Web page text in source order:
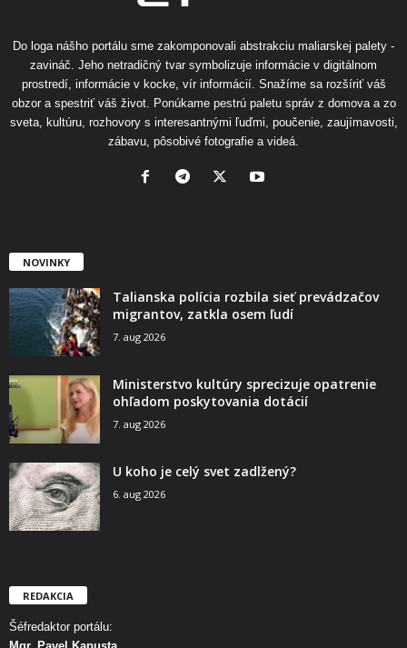
Do loga nášho portálu sme zakomponovali abstrakciu maliarskej palety -
zavináč. Jeho netradičný tvar symbolizuje informácie v digitálnom
prostredí, informácie v kocke, vír informácií. Snažíme sa rozšíriť váš
obzor a spestriť váš život. Ponúkame pestrú paletu správ z domova a zo
sveta, kultúru, rozhovory s interesantnými ľuďmi, poučenie, zaujímavosti,
zábavu, pôsobivé fotografie a videá.
NOVINKY
Talianska polícia rozbila sieť prevádzačov
migrantov, zatkla osem ľudí
7. aug 2026
Ministerstvo kultúry sprecizuje opatrenie
ohľadom poskytovania dotácií
7. aug 2026
U koho je celý svet zadlžený?
6. aug 2026
REDAKCIA
Šéfredaktor portálu: